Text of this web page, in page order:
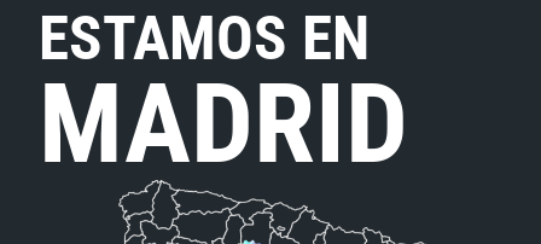
ESTAMOS EN
MADRID